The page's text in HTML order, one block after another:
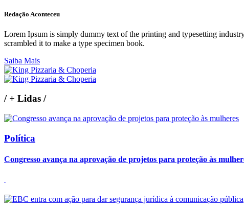
Redação Aconteceu
Lorem Ipsum is simply dummy text of the printing and typesetting
scrambled it to make a type specimen book.
Saiba Mais
/+ Lidas /
Política
Congresso avança na aprovação de projetos para proteção às